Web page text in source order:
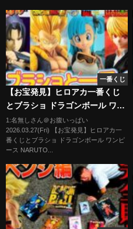
一番くじ
【お宝発見】ヒロアカ一番くじ
とブラショ ドラゴンボール ワン
ピース NARUTO 僕のヒーローア
カデミア HUNTER×HUNTER
DRAGON BALL 呪術廻戦 鬼滅
1:名無しさん＠お腹いっぱい
2026.03.27(Fri) 【お宝発見】ヒロアカ一
番くじとブラショ ドラゴンボール ワンピ
ース NARUTO...